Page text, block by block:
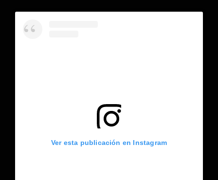
Ver esta publicación en Instagram